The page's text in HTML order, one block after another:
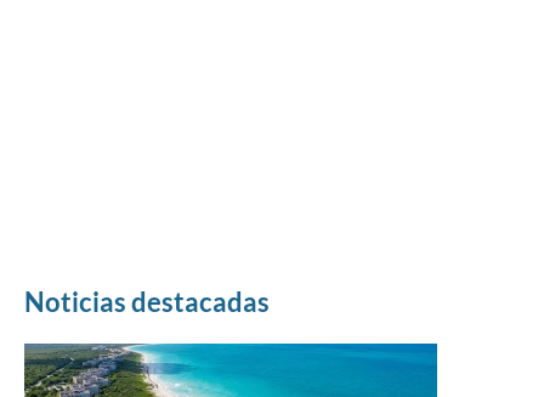
Noticias destacadas